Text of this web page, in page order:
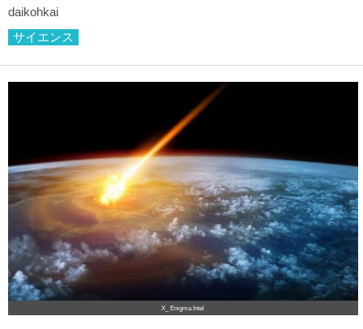
daikohkai
サイエンス
X_ Enigma Intel